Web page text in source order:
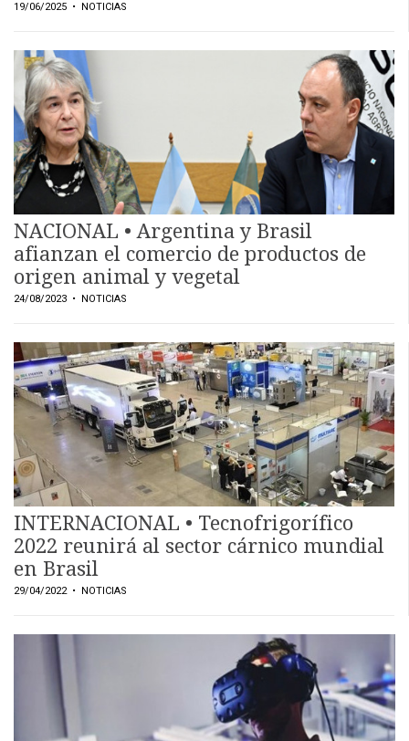
19/06/2025 • NOTICIAS
NACIONAL • Argentina y Brasil
afianzan el comercio de productos de
origen animal y vegetal
24/08/2023 • NOTICIAS
INTERNACIONAL • Tecnofrigorífico
2022 reunirá al sector cárnico mundial
en Brasil
29/04/2022• NOTICIAS